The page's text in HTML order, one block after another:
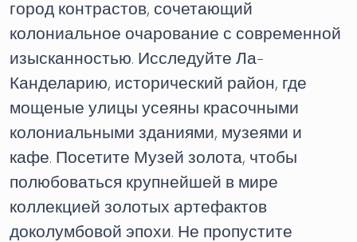
город контрастов, сочетающий
колониальное очарование с современной
изысканностью. Исследуйте Ла-
Канделарию, исторический район, где
мощеные улицы усеяны красочными
колониальными зданиями, музеями и
кафе. Посетите Музей золота, чтобы
полюбоваться крупнейшей в мире
коллекцией золотых артефактов
доколумбовой эпохи. Не пропустите